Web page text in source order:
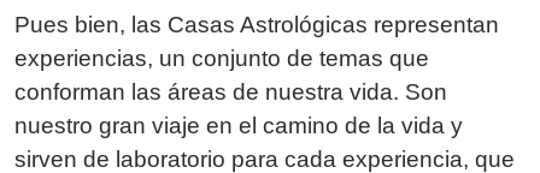
Pues bien, las Casas Astrológicas representan
experiencias, un conjunto de temas que
conforman las áreas de nuestra vida. Son
nuestro gran viaje en el camino de la vida y
sirven de laboratorio para cada experiencia, que